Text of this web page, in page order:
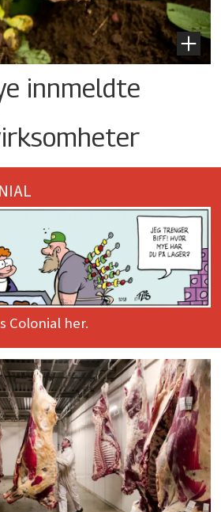
innmeldte
Colonial her.